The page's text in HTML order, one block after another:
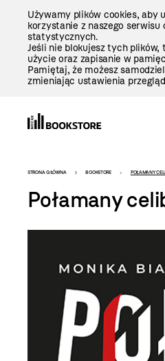
Używamy plików cookies, aby
korzystanie z naszego serwisu
statystycznych.
Jeśli nie blokujesz tych plików,
użycie oraz zapisanie w
Pamiętaj, że możesz
zmieniając ustawienia
Bookstore
-
szablon
szczegóły
STRONA GŁÓWNA BOOKSTORE POŁAMANY
Połamany